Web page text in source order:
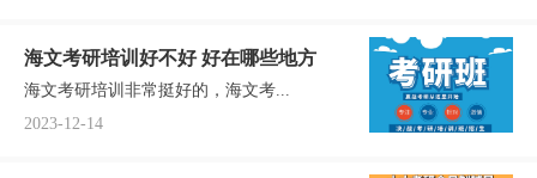
海文考研培训好不好 好在哪些地方
海文考研培训非常挺好的，海文考...
2023-12-14